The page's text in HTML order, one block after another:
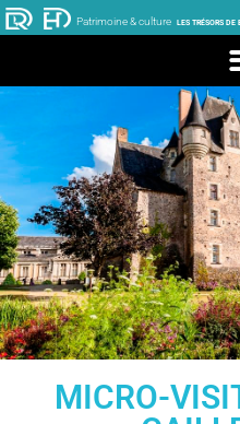
Patrimoine & culture LES TRÉSORS
MICRO-